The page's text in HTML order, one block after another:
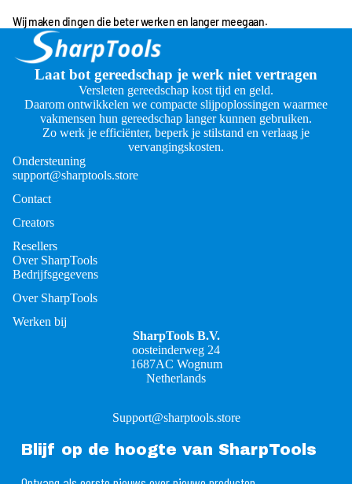
Wij maken dingen die beter werken en langer meegaan.
Laat bot gereedschap je werk niet vertragen
Versleten gereedschap kost tijd en geld.
Daarom ontwikkelen we compacte slijpoplossingen waarmee
vakmensen hun gereedschap langer kunnen gebruiken.
Zo werk je efficiënter, beperk je stilstand en verlaag je
vervangingskosten.
Ondersteuning
support@sharptools.store
Contact
Creators
Resellers
Over SharpTools
Bedrijfsgegevens
Over SharpTools
Werken bij
SharpTools B.V.
oosteinderweg 24
1687AC Wognum
Netherlands
Support@sharptools.store
Blijf op de hoogte van SharpTools